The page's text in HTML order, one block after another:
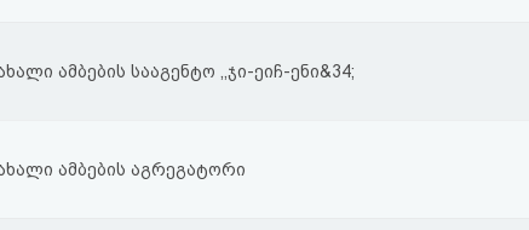
ამბების სააგენტო ,,ჯი-ეიჩ-ენი&34;
ამბების აგრეგატორი